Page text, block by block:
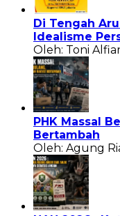
Di Tengah
Idealisme
Oleh: Toni
PHK Massal
Bertambah
Oleh: Agung